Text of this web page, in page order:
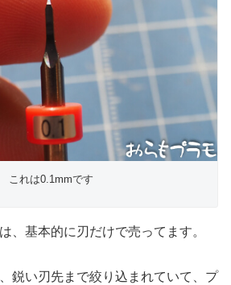
これは0.1mmです
、基本的に刃だけで売ってます。
鋭い刃先まで絞り込まれていて、プ